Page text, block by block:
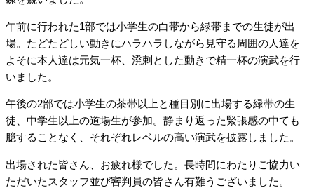
午前に行われた1部では小学生の白帯から緑帯までの生徒が出
場。たどたどしい動きにハラハラしながら見守る周囲の人達を
よそに本人達は元気一杯、溌剌とした動きで精一杯の演武を行
いました。
午後の2部では小学生の茶帯以上と種目別に出場する緑帯の生
徒、中学生以上の道場生が参加。静まり返った緊張感の中ても
臆することなく、それぞれレベルの高い演武を披露しました。
出場された皆さん、お疲れ様でした 。長時間にわたりご協力い
ただいたスタッフ並び審判員の皆さん有難うございました。